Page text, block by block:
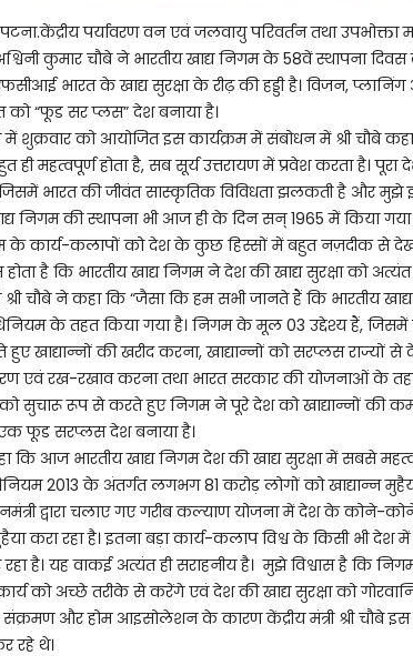
पर्यावरण वन एवं जलवायु परिवर्तन तथा
अश्विनी कुमार चौबे ने भारतीय खाद्य निगम के 58वें स्थापना
भारत के खाद्य सुरक्षा के रीढ़ की हड्डी है। विजन,
को “फूड सर प्लस” देश बनाया है।
में शुक्रवार को आयोजित इस कार्यक्रम में संबोधन में श्री चौबे
ही महत्वपूर्ण होता है, सब सूर्य उत्तरायण में प्रवेश करता है। पूरा
जिसमें भारत की जीवंत सास्कृतिक विविधता झलकती है और मुझे
निगम की स्थापना भी आज ही के दिन सन् 1965 में किया
के कार्य-कलापों को देश के कुछ हिस्सों में बहुत नज़दीक से
है कि भारतीय खाद्य निगम ने देश की खाद्य सुरक्षा को
श्री चौबे ने कहा कि “जैसा कि हम सभी जानते हैं कि भारतीय
के तहत किया गया है। निगम के मूल 03 उद्देश्य हैं,
हुए खाद्यान्नों की खरीद करना, खाद्यान्नों को सरप्लस
एवं रख-रखाव करना तथा भारत सरकार की योजनाओं के
को सुचारू रूप से करते हुए निगम ने पूरे देश को खाद्यान्नों की
फूड सरप्लस देश बनाया है।
कि आज भारतीय खाद्य निगम देश की खाद्य सुरक्षा में सबसे
2013 के अंतर्गत लगभग 81 करोड़ लोगों को खाद्यान्न
द्वारा चलाए गए गरीब कल्याण योजना में देश के कोने-
करा रहा है। इतना बड़ा कार्य-कलाप विश्व के किसी भी देश में
है। यह वाकई अत्यंत ही सराहनीय है। मुझे विश्वास है कि
को अच्छे तरीके से करेंगे एवं देश की खाद्य सुरक्षा को
संक्रमण और होम आइसोलेशन के कारण केंद्रीय मंत्री श्री चौबे
रहे थे।